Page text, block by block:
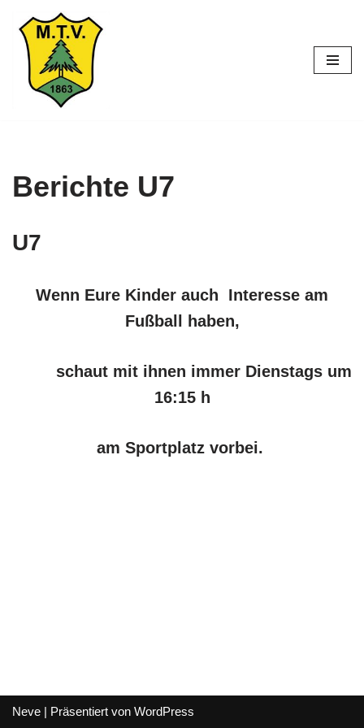
Zum
Inhalt
springen
Berichte U7
U7
Wenn Eure Kinder auch Interesse am
Fußball haben,
schaut mit ihnen immer Dienstags um
16:15 h
am Sportplatz vorbei.
Neve | Präsentiert von WordPress